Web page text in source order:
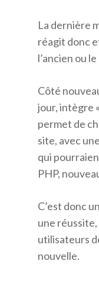
La dernière
réagit donc
l’ancien ou
Côté
jour, intègre
permet de
site, avec
qui
PHP,
C’est donc
une
utilisateurs
nouvelle.